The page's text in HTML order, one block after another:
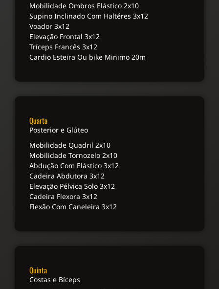
Mobilidade Ombros Elástico 2x10
Supino Inclinado Com Haltéres 3x12
Voador 3x12
Elevação Frontal 3x12
Tríceps Francês 3x12
Cardio Esteira Ou bike Minimo 20m
Quarta
Posterior e Glúteo
Mobilidade Quadril 2x10
Mobilidade Tornozelo 2x10
Abdução Com Elástico 3x12
Cadeira Abdutora 3x12
Elevação Pélvica Solo 3x12
Cadeira Flexora 3x12
Flexão Com Caneleira 3x12
Quinta
Costas e Bíceps